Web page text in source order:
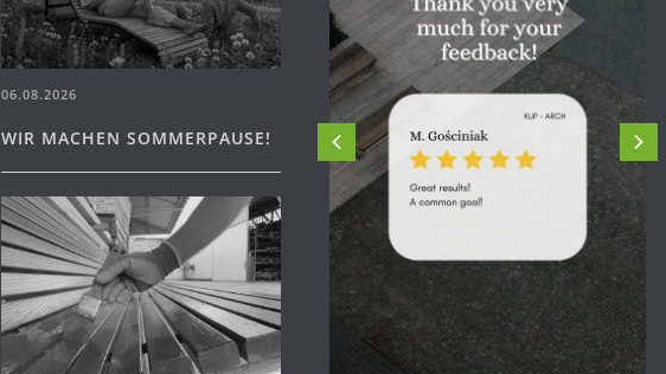
06.08.2026
WIR MACHEN SOMMERPAUSE!